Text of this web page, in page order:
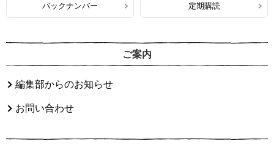
バックナンバー 定期購読
ご案内
編集部からのお知らせ
お問い合わせ